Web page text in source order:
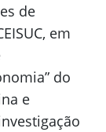
de
em
do
e